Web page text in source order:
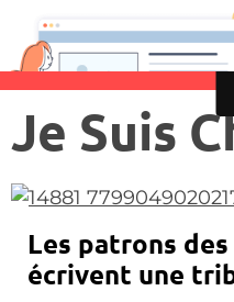
Je Suis
Les patrons
écrivent une